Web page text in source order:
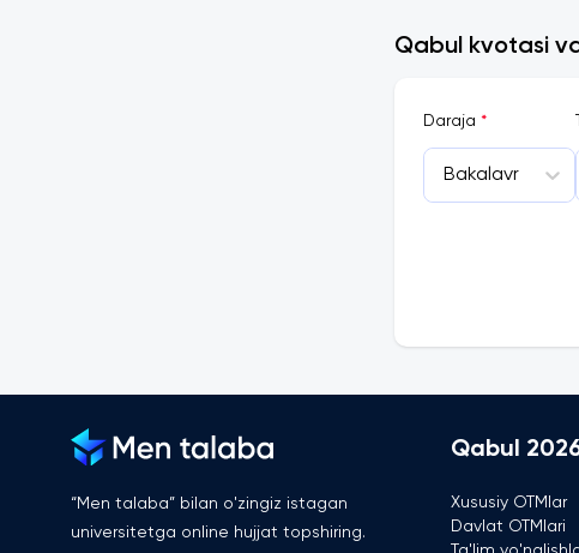
Qabul kvotasi
Daraja *
Bakalavr
“Men talaba” bilan o'zingiz istagan
universitetga online hujjat topshiring.
Qabul
Xususiy OTMlar
Davlat OTMlari